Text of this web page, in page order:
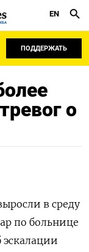
EN
ПОДДЕРЖАТЬ
о
в среду
по больнице
эскалации